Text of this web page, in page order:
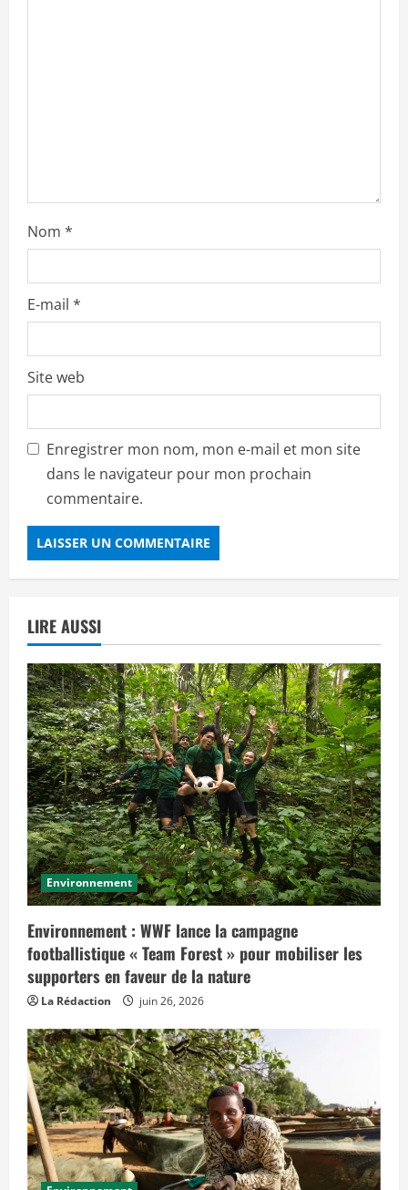
Nom *
E-mail *
Site web
Enregistrer mon nom, mon e-mail et mon site
dans le navigateur pour mon prochain
commentaire.
LIRE AUSSI
Environnement
Environnement : WWF lance la campagne
footballistique « Team Forest » pour mobiliser les
supporters en faveur de la nature
La Rédaction juin 26, 2026